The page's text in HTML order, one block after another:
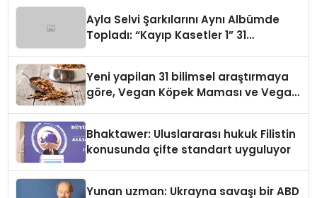
Ayla Selvi Şarkılarını Aynı Albümde
Topladı: “Kayıp Kasetler 1” 31
Yeni yapilan 31 bilimsel araştırmaya
göre, Vegan Köpek Maması ve Vegan
Bhaktawer: Uluslararası hukuk Filistin
konusunda çifte standart uyguluyor
Yunan uzman: Ukrayna savaşı bir ABD